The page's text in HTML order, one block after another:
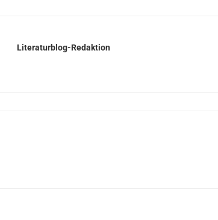
Literaturblog-Redaktion